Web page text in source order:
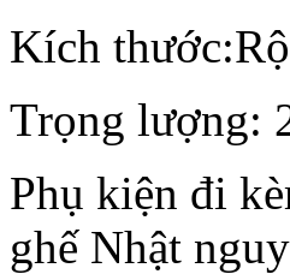
Kích
Trọng lượng:
Phụ kiện đi
ghế Nhật